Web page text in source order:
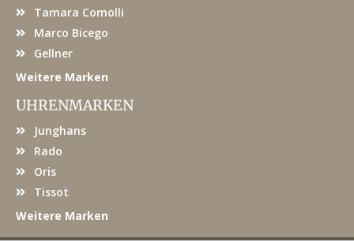
Tamara Comolli
Marco Bicego
Gellner
Weitere Marken
UHRENMARKEN
Junghans
Rado
Oris
Tissot
Weitere Marken